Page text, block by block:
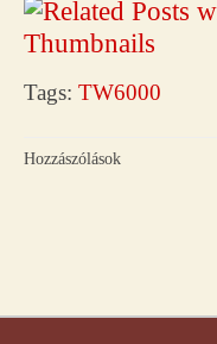
Tags: TW6000
Hozzászólások